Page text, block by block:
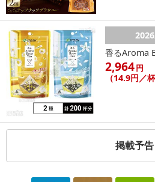
【配送日時の指定について】
※配送日時の指定が可能な商品の場合
配送日、配送時間が異なる可能性がご
カート機能をご利用の場合は、配送日
ん。
発送日カレンダー
香るAroma
2,964円
（14.9円／杯
掲載予告